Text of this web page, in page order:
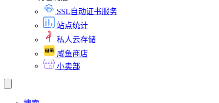
SSL自动证书服务
站点统计
私人云存储
咸鱼商店
小卖部